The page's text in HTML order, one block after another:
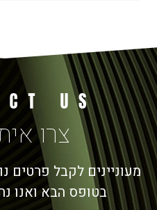
צרו
מעוניינים לקבל פרטים
בטופס הבא ואנו